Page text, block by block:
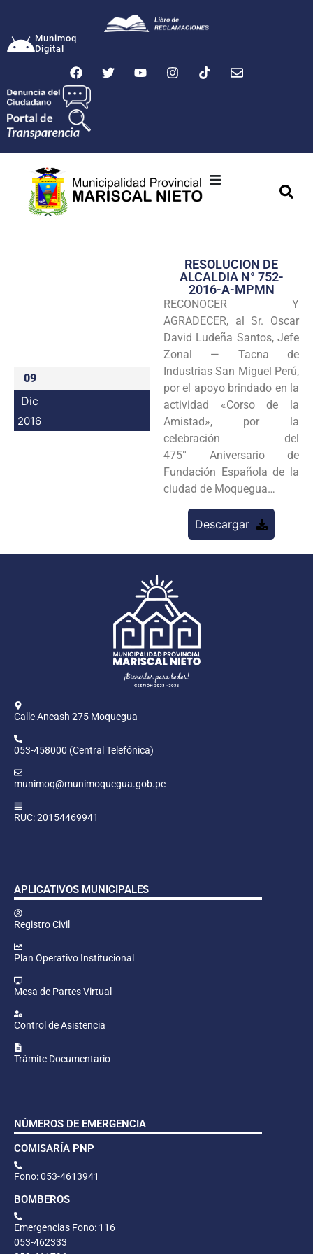
Munimoq
Digital
Transparencia
Seguridad
Programas
Intranet
09
Dic
2016
RESOLUCION DE
ALCALDIA N° 752-
2016-A-MPMN
RECONOCER Y
AGRADECER, al Sr. Oscar
David Ludeña Santos, Jefe
Zonal — Tacna de
Industrias San Miguel Perú,
por el apoyo brindado en la
actividad «Corso de la
Amistad», por la
celebración del
475° Aniversario de
Fundación Española de la
ciudad de Moquegua…
Descargar
Calle Ancash 275 Moquegua
053-458000 (Central Telefónica)
munimoq@munimoquegua.gob.pe
RUC: 20154469941
APLICATIVOS MUNICIPALES
Registro Civil
Plan Operativo Institucional
Mesa de Partes Virtual
Control de Asistencia
Trámite Documentario
NÚMEROS DE EMERGENCIA
COMISARÍA PNP
Fono: 053-4613941
BOMBEROS
Emergencias Fono: 116
053-462333